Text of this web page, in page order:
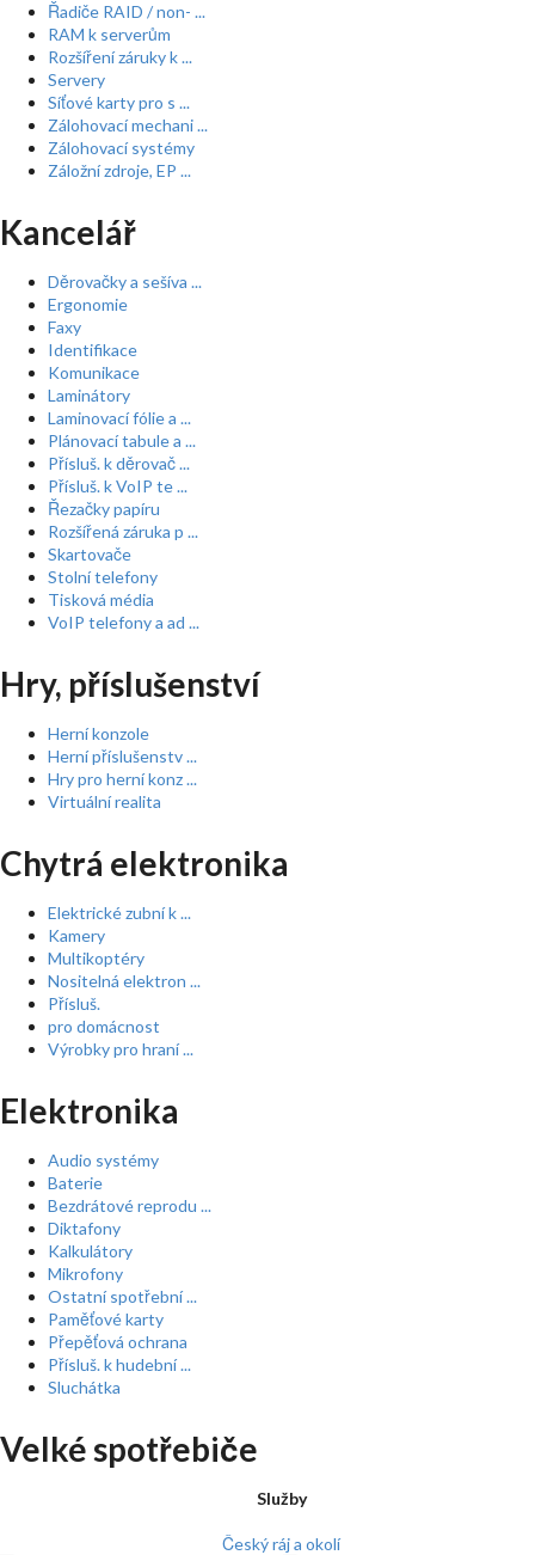
Řadiče RAID / non- ...
RAM k serverům
Rozšíření záruky k ...
Servery
Síťové karty pro s ...
Zálohovací mechani ...
Zálohovací systémy
Záložní zdroje, EP ...
Kancelář
Děrovačky a sešíva ...
Ergonomie
Faxy
Identifikace
Komunikace
Laminátory
Laminovací fólie a ...
Plánovací tabule a ...
Přísluš. k děrovač ...
Přísluš. k VoIP te ...
Řezačky papíru
Rozšířená záruka p ...
Skartovače
Stolní telefony
Tisková média
VoIP telefony a ad ...
Hry, příslušenství
Herní konzole
Herní příslušenstv ...
Hry pro herní konz ...
Virtuální realita
Chytrá elektronika
Elektrické zubní k ...
Kamery
Multikoptéry
Nositelná elektron ...
Přísluš.
pro domácnost
Výrobky pro hraní ...
Elektronika
Audio systémy
Baterie
Bezdrátové reprodu ...
Diktafony
Kalkulátory
Mikrofony
Ostatní spotřební ...
Paměťové karty
Přepěťová ochrana
Přísluš. k hudební ...
Sluchátka
Velké spotřebiče
Služby
Český ráj a okolí